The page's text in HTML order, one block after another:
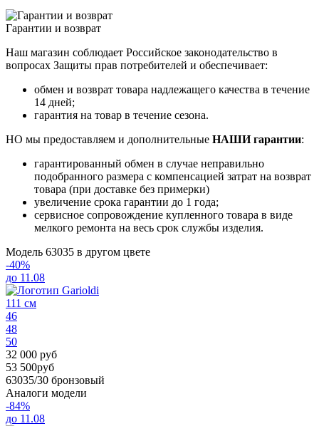
Гарантии и возврат
Наш магазин соблюдает Российское законодательство в
вопросах Защиты прав потребителей и обеспечивает:
обмен и возврат товара надлежащего качества в течение
14 дней;
гарантия на товар в течение сезона.
НО мы предоставляем и дополнительные НАШИ гарантии:
гарантированный обмен в случае неправильно
подобранного размера с компенсацией затрат на возврат
товара (при доставке без примерки)
увеличение срока гарантии до 1 года;
сервисное сопровождение купленного товара в виде
мелкого ремонта на весь срок службы изделия.
Модель 63035 в другом цвете
-40%
до 11.08
111 см
46
48
50
32 000 руб
53 500руб
63035/30 бронзовый
Аналоги модели
-84%
до 11.08